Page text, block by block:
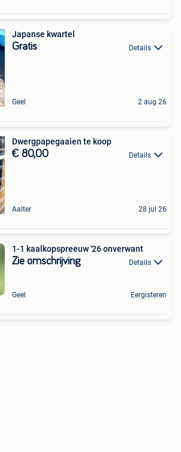
Japanse kwartel
Gratis Details
Geel 2 aug 26
Dwergpapegaaien te koop
€ 80,00 Details
Aalter 28 jul 26
1-1 kaalkopspreeuw '26 onverwant
Zie omschrijving Details
Geel Eergisteren